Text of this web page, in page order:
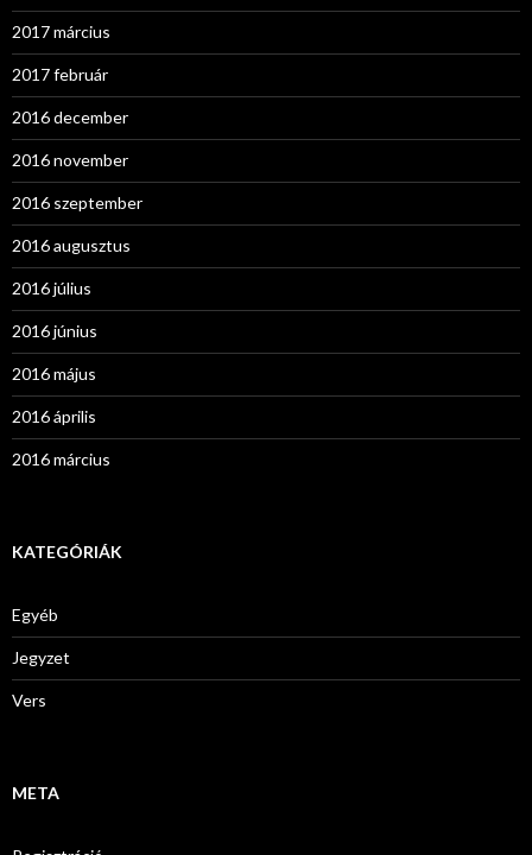
2017 március
2017 február
2016 december
2016 november
2016 szeptember
2016 augusztus
2016 július
2016 június
2016 május
2016 április
2016 március
KATEGÓRIÁK
Egyéb
Jegyzet
Vers
META